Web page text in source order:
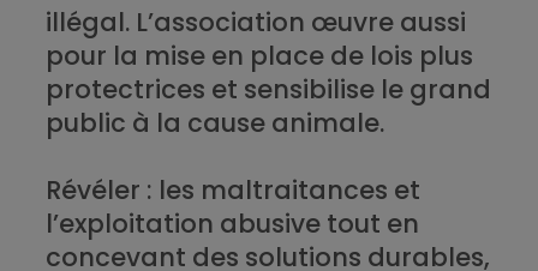
illégal. L’association œuvre aussi
pour la mise en place de lois plus
protectrices et sensibilise le grand
public à la cause animale.
Révéler : les maltraitances et
l’exploitation abusive tout en
concevant des solutions durables,